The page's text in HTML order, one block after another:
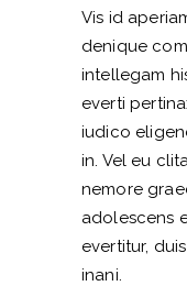
Vis id
denique
intellegam
everti
iudico
in. Vel eu
nemore
adolescens
evertitur,
inani.